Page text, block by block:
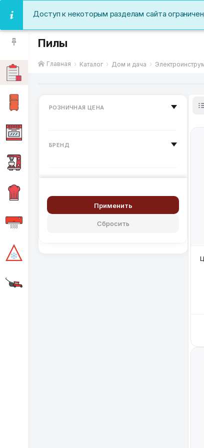
Пилы
Главная Каталог Дом и дача
РОЗНИЧНАЯ ЦЕНА
БРЕНД
Доступ к некоторым разделам сайта